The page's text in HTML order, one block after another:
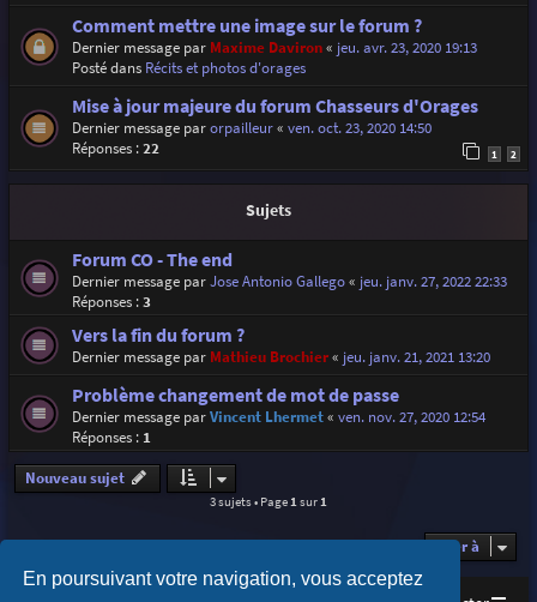
En poursuivant votre navigation, vous acceptez
Comment mettre une image sur le forum ?
Dernier message par Maxime Daviron« jeu. avr. 23, 2020 19:13
Posté dans Récits et photos d'orages
Mise à jour majeure du forum Chasseurs d'Orages
Dernier message parorpailleur« ven. oct. 23, 2020 14:50
Réponses :22 1 2
Sujets
Forum CO - The end
Dernier message parJose Antonio Gallego« jeu. janv. 27, 2022 22:33
Réponses :3
Vers la fin du forum ?
Dernier message par Mathieu Brochier« jeu. janv. 21, 2021 13:20
Problème changement de mot de passe
Dernier message parVincent Lhermet« ven. nov. 27, 2020 12:54
Réponses : 1
Nouveau sujet
3 sujets • Page1sur1
Aller à